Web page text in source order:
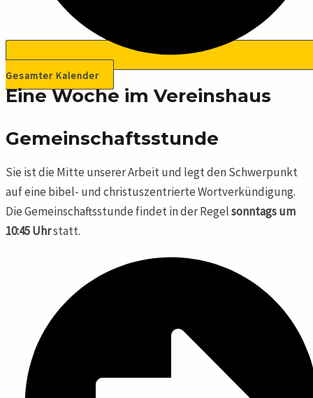
Gesamter Kalender
Eine Woche im Vereinshaus
Gemeinschafts­stunde
Sie ist die Mitte unserer Arbeit und legt den Schwerpunkt
auf eine bibel- und christuszentrierte Wortverkündigung.
Die Gemeinschaftsstunde findet in der Regelsonntags um
10:45 Uhrstatt.